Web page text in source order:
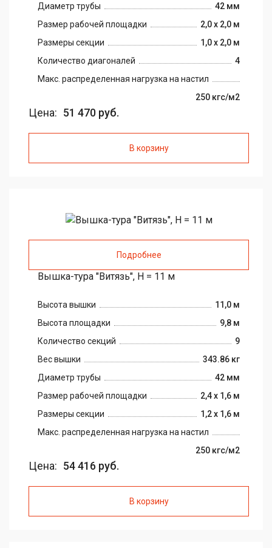
Диаметр трубы
42 мм
Размер рабочей площадки
2,0 х 2,0 м
Размеры секции
1,0 х 2,0 м
Количество диагоналей
4
Макс. распределенная нагрузка на настил
250 кгс/м2
Цена: 51 470 руб.
В корзину
Подробнее
Вышка-тура "Витязь", H = 11 м
Высота вышки
11,0 м
Высота площадки
9,8 м
Количество секций
9
Вес вышки
343.86 кг
Диаметр трубы
42 мм
Размер рабочей площадки
2,4 х 1,6 м
Размеры секции
1,2 х 1,6 м
Макс. распределенная нагрузка на настил
250 кгс/м2
Цена: 54 416 руб.
В корзину